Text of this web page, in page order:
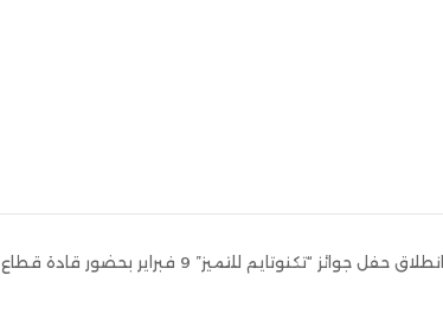
من التكنولوجيا إلى الأثر.. انطلاق حفل جوائز “تكنوتايم للتميز” 9 فبراير بحضور قادة قطاع